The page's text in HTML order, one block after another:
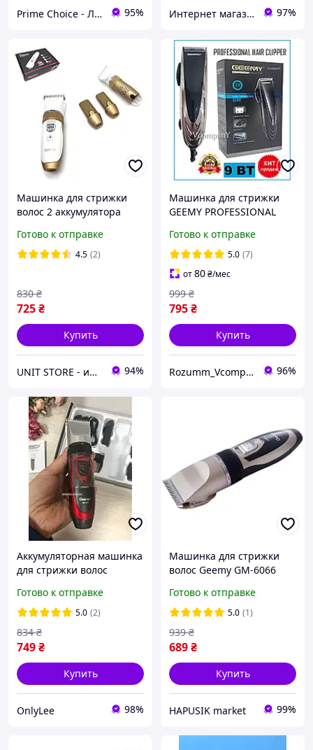
Prime Choice - Лучший выбор 95% Интернет магазин "Eleven" 97%
Машинка для стрижки
волос 2 аккумулятора
Электробритва с
насадками Geemy GM
Готово к отправке
4.5 (2)
725₴
830 ₴
Купить
UNIT STORE - интернет-магазин для всей семьи 94%
Машинка для стрижки
GEEMY PROFESSIONAL
волосся, триммер,от сети
220В, 9 Вт
Готово к отправке
5.0 (7)
от80₴/мес
795₴
999 ₴
Купить
Rozumm_VcompanY 96%
Аккумуляторная машинка
для стрижки волос
двумя аккумуляторами
Geemy GM-550 красная
Готово к отправке
5.0 (2)
749₴
834 ₴
Купить
OnlyLee 98%
Машинка для стрижки
волос Geemy GM-6066
беспроводная
аккумуляторная 3 Вт
титановый и
керамический ножи 4
насадки
Готово к отправке
5.0 (1)
689₴
939 ₴
Купить
HAPUSIK market 99%